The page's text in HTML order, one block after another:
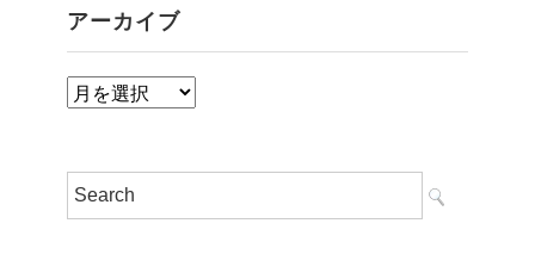
アーカイブ
ア
イ